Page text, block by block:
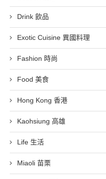
Drink 飲品
Exotic Cuisine 異國料理
Fashion 時尚
Food 美食
Hong Kong 香港
Kaohsiung 高雄
Life 生活
Miaoli 苗栗